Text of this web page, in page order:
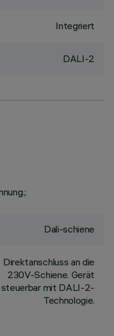
Integriert
DALI-2
Dali-schiene
Direktanschluss an die
230V-Schiene. Gerät
steuerbar mit DALI-2-
Technologie.